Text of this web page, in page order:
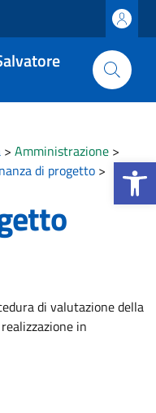
Apri la
> Amministrazione >
di progetto >
di valutazione della
in